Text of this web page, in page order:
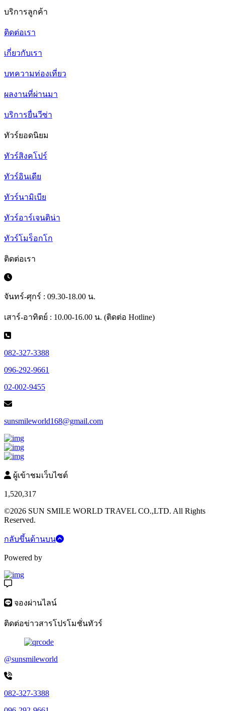
บริการลูกค้า
ติดต่อเรา
เกี่ยวกับเรา
บทความท่องเที่ยว
ผลงานที่ผ่านมา
บริการยื่นวีซ่า
ทัวร์ยอดนิยม
ทัวร์สิงคโปร์
ทัวร์อินเดีย
ทัวร์นามิเบีย
ทัวร์อาร์เจนติน่า
ทัวร์โมร็อกโก
ติดต่อเรา
จันทร์-ศุกร์ : 09.30-18.00 น.
เสาร์-อาทิตย์ : 10.00-16.00 น. (ติดต่อ Hotline)
082-327-3388
096-292-9661
02-002-9455
sunsmileworld168@gmail.com
ผู้เข้าชมเว็บไซต์
1,520,317
©2026 SUN SMILE WORLD TRAVEL CO.,LTD. All Rights
Reserved.
กลับขึ้นด้านบน
Powered by
จองผ่านไลน์
ติดต่อข่าวสารโปรโมชั่นทัวร์
@sunsmileworld
082-327-3388